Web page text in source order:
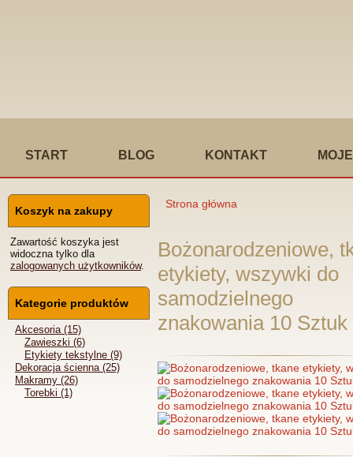
START BLOG KONTAKT
Koszyk na zakupy
Zawartość koszyka jest
widoczna tylko dla
zalogowanych użytkowników.
Kategorie produktów
Akcesoria (15)
Zawieszki (6)
Etykiety tekstylne (9)
Dekoracja ścienna (25)
Makramy (26)
Torebki (1)
Strona główna
Bożonarodzeniowe,
etykiety, wszywki do
samodzielnego
znakowania 10 Sztuk